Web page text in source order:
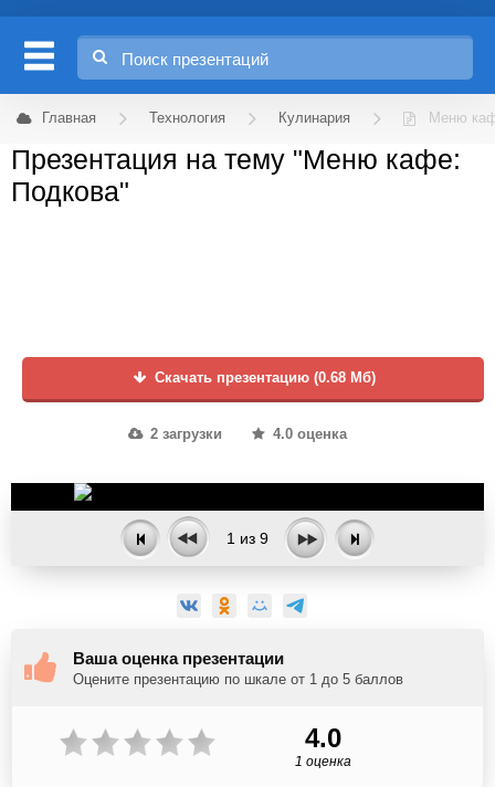
Главная Технология Кулинария Меню
Презентация на тему "Меню кафе:
Подкова"
Скачать презентацию (0.68 Мб)
2 загрузки 4.0 оценка
1 из 9
Ваша оценка презентации
Оцените презентацию по шкале от 1 до 5 баллов
4.0
1 оценка